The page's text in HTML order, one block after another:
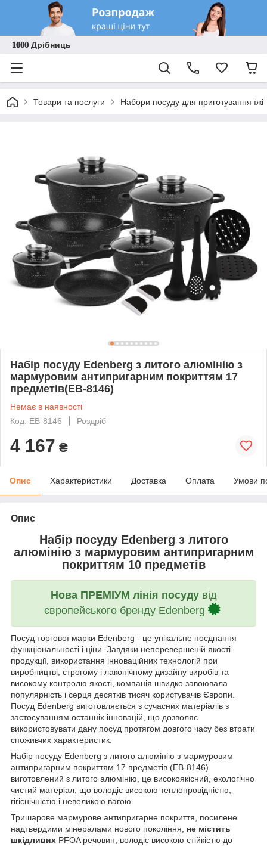
𝟏𝟎𝟎𝟎 Дрібниць
Товари та послуги Набори посуду для приготування їжі
Набір посуду Edenberg з литого алюмінію з
мармуровим антипригарним покриттям 17
предметів(EB-8146)
Немає в наявності
Код: EB-8146
Роздріб
4 167 ₴
Опис Характеристики Доставка Оплата Умови
Опис
Набір посуду Edenberg з литого
алюмінію з мармуровим антипригарним
покриттям 10 предметів
Нова ПРЕМІУМ лінія посудувід
європейського бренду Edenberg
Посуд торгової марки Edenberg - це унікальне поєднання
функціональності і ціни. Завдяки неперевершеній якості
продукції, використання інноваційних технологій при
виробництві, строгому і лаконічному дизайну виробів та
високому контролю якості, компанія швидко завоювала
популярність і серця десятків тисяч користувачів Європи.
Посуд Edenberg виготовляється з сучасних матеріалів з
застосуванням останніх інновацій, що дозволяє
використовувати дану посуд протягом довгого часу без втрати
споживчих характеристик.
Набір посуду Edenberg з литого алюмінію з мармуровим
антипригарним покриттям 17 предметів (EB-8146)
виготовлений з литого алюмінію, це високоякісний, екологічно
чистий матеріал, що володіє високою теплопровідністю,
гігієнічністю і невеликою вагою.
Тришарове мармурове антипригарне покриття, посилене
надтвердими мінералами нового покоління, не містить
шкідливих PFOA речовин, володіє високою стійкістю до